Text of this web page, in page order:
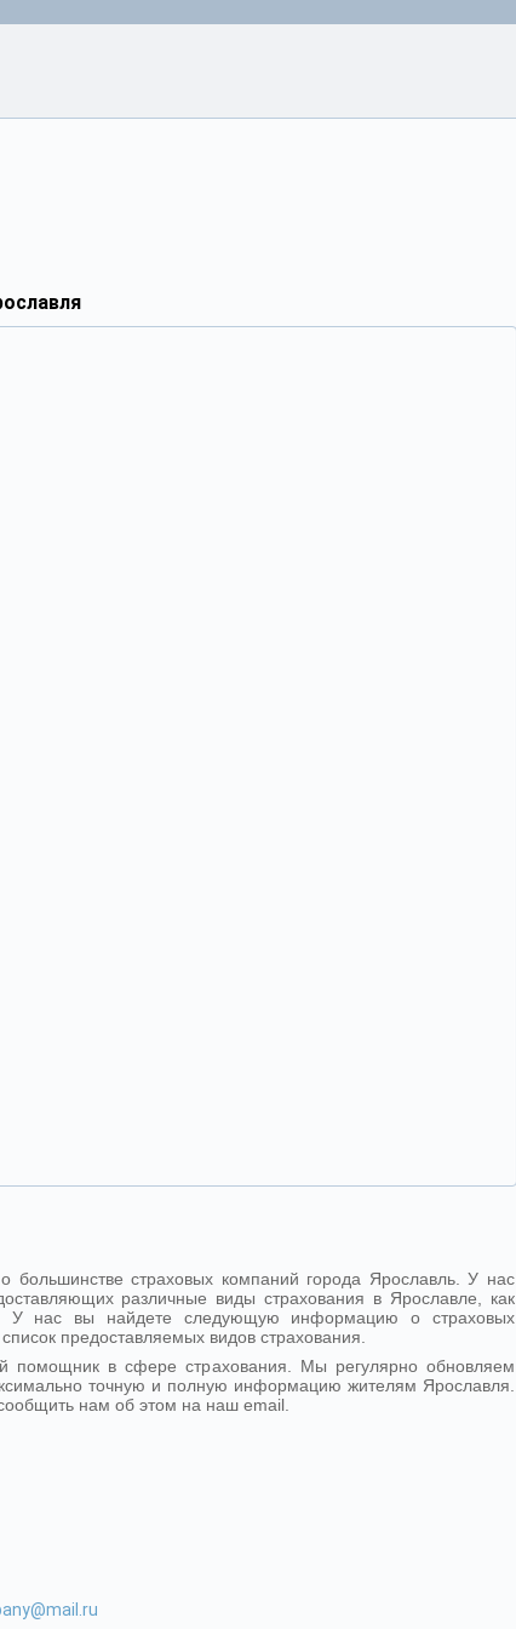
страховых компаний города Ярославль. У нас
различные виды страхования в Ярославле, как
У нас вы найдете следующую информацию о страховых
предоставляемых видов страхования.
помощник в сфере страхования. Мы регулярно обновляем
точную и полную информацию жителям Ярославля.
нам об этом на наш email.